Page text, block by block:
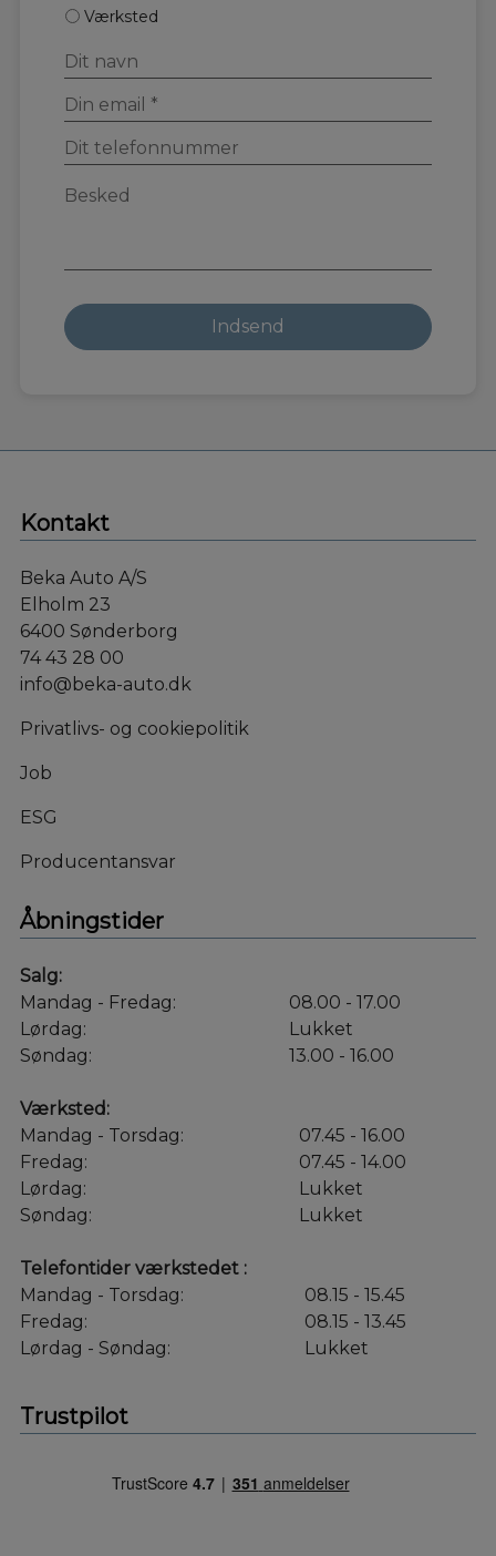
Værksted
Kontakt
Beka Auto A/S
Elholm 23
6400 Sønderborg
74 43 28 00
info@beka-auto.dk
Privatlivs- og cookiepolitik
Job
ESG
Producentansvar
Åbningstider
Salg:
Mandag - Fredag:
08.00 - 17.00
Lørdag:
Lukket
Søndag:
13.00 - 16.00
Værksted:
Mandag - Torsdag:
07.45 - 16.00
Fredag:
07.45 - 14.00
Lørdag:
Lukket
Søndag:
Lukket
Telefontider værkstedet :
Mandag - Torsdag:
08.15 - 15.45
Fredag:
08.15 - 13.45
Lørdag - Søndag:
Lukket
Trustpilot